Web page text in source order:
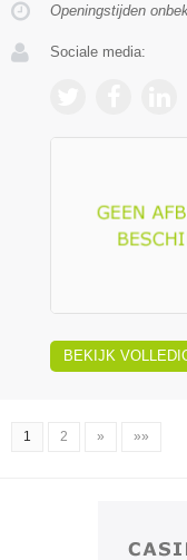
Openingstijden
Sociale media:
BEKIJK
1 2 » »»